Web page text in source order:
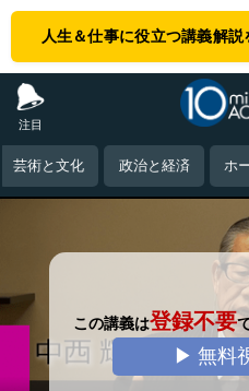
人生＆仕事に役立つ講義解説
注目
芸術と文化 政治と経済 ホ
この講義は登録不要
▶ 無料